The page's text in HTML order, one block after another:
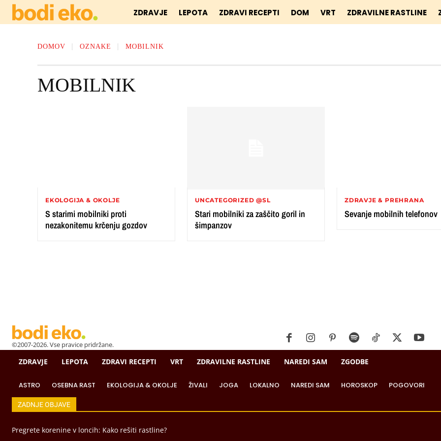
ZDRAVJE LEPOTA ZDRAVI RECEPTI DOM VRT ZDRAVILNE RASTLINE
DOMOV OZNAKE MOBILNIK
MOBILNIK
EKOLOGIJA & OKOLJE
S starimi mobilniki proti
nezakonitemu krčenju gozdov
UNCATEGORIZED @SL
Stari mobilniki za zaščito goril in
šimpanzov
ZDRAVJE & PREHRANA
Sevanje mobilnih telefonov
©2007-2026. Vse pravice pridržane.
ZDRAVJE LEPOTA ZDRAVI RECEPTI VRT ZDRAVILNE RASTLINE NAREDI SAM ZGODBE
ASTRO OSEBNA RAST EKOLOGIJA & OKOLJE ŽIVALI JOGA LOKALNO NAREDI SAM HOROSKOP POGOVORI
ZADNJE OBJAVE
Pregrete korenine v loncih: Kako rešiti rastline?